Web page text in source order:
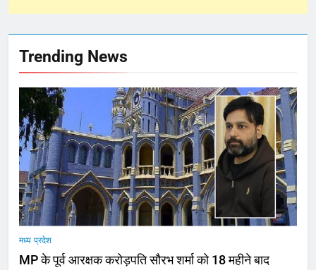
Trending News
मध्य प्रदेश
MP के पूर्व आरक्षक करोड़पति सौरभ शर्मा को 18 महीने बाद